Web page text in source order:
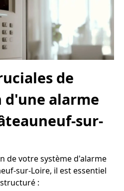
de
alarme
sur-
de votre système d'alarme
sur-Loire, il est essentiel
: